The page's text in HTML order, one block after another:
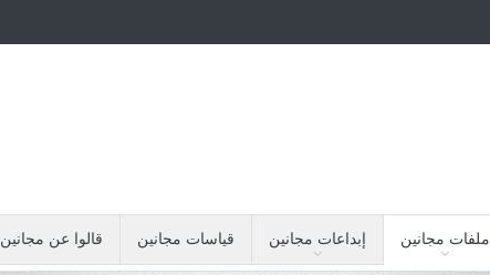
ملفات مجانين إبداعات مجانين قياسات مجانين قالوا عن مجانين